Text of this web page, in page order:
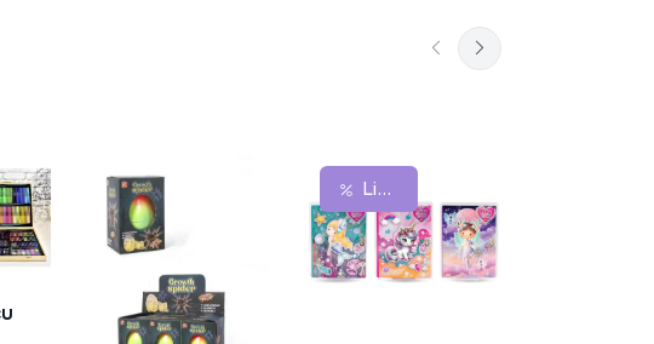
Lichidare De Stoc